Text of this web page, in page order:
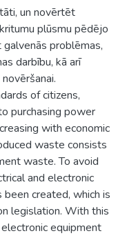
un novērtēt
plūsmu pēdējo
problēmas,
darbību, kā arī
of citizens,
purchasing power
with economic
waste consists
waste. To avoid
and electronic
created, which is
legislation. With this
equipment